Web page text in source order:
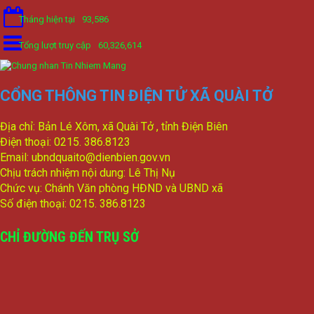
Nghị quyết V/v: Điều chỉnh cục bộ quy hoạch chi tiết xây dựng
tỷ lệ 1/500 Khu trung tâm thị trấn Tuần Giáo huyện Tuần Giáo
cư số 2 Thị trấn Tuần Giáo; Khu dân cư mới số 3
lượt xem: 2166 | lượt tải:777
2/CV-BDT
Đề xuất chuyên đề giám sát năm 2024
4/CV-BKTXH
Đề xuất nội dung giám sát năm 2024 của TT HĐND huyện
lượt xem: 3645 | lượt tải:1007
Tháng hiện tại 93,586
Tổng lượt truy cập 60,326,614
CỔNG THÔNG TIN ĐIỆN TỬ XÃ QUÀI TỞ
Địa chỉ: Bản Lé Xôm, xã Quài Tở , tỉnh Điện Biên
Điện thoại: 0215. 386.8123
Email: ubndquaito@dienbien.gov.vn
Chịu trách nhiệm nội dung: Lê Thị Nụ
Chức vụ: Chánh Văn phòng HĐND và UBND xã
Số điện thoại: 0215. 386.8123
CHỈ ĐƯỜNG ĐẾN TRỤ SỞ